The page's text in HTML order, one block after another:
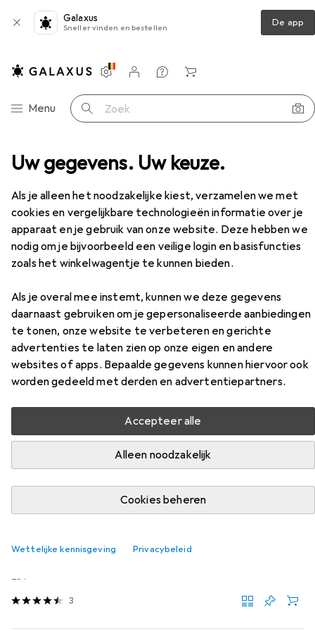
Uw gegevens. Uw keuze.
Als je alleen het noodzakelijke kiest, verzamelen we met
cookies en vergelijkbare technologieën informatie over je
apparaat en je gebruik van onze website. Deze hebben we
nodig om je bijvoorbeeld een veilige login en basisfuncties
zoals het winkelwagentje te kunnen bieden.
Als je overal mee instemt, kunnen we deze gegevens
daarnaast gebruiken om je gepersonaliseerde aanbiedingen
te tonen, onze website te verbeteren en gerichte
advertenties te laten zien op onze eigen en andere
websites of apps. Bepaalde gegevens kunnen hiervoor ook
worden gedeeld met derden en advertentiepartners.
Accepteer alle
Alleen noodzakelijk
Cookies beheren
Wettelijke kennisgeving Privacybeleid
Galaxus
Sneller vinden en bestellen De app
Categorie navigatie
Menu Zoek op
Instellingen
Klantenaccount
Produktvergelijking
Verlanglijstje
Winkelmandje
Sport Rugzak Dicota Eco Basis
EUR
58,56
Dicota Eco Basis
28 l
Accessoires voor Dicota Eco
Basis
Relevantie
Productlijst
EUR
27,74
25 l
3